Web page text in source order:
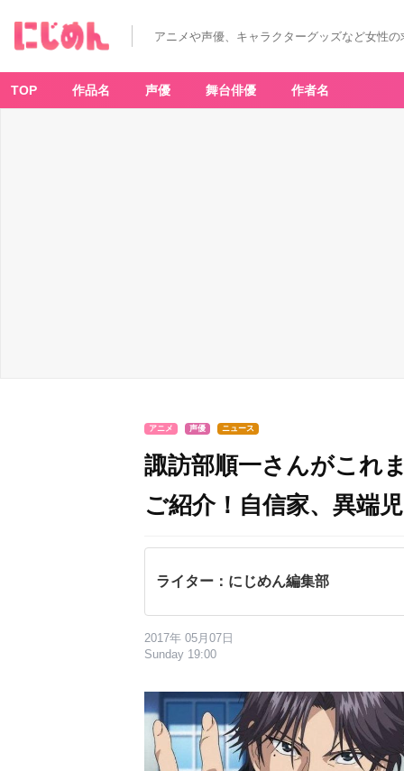
アニメや声優、キャラクターグッズなど女性
TOP 作品名 声優 舞台俳優 作者名
アニメ 声優 ニュース
諏訪部順一さんがこれ
ご紹介！自信家、異端
ライター：にじめん編集部
2017年 05月07日
Sunday 19:00